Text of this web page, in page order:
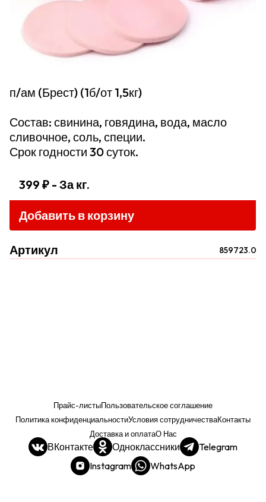
п/ам (Брест) (1б/от 1,5кг)
Состав: свинина, говядина, вода, масло
сливочное, соль, специи.
Срок годности 30 суток.
399 ₽ - За кг.
Добавить в корзину
Артикул 859723.0
Прайс-листыПользовательское соглашение
Политика конфиденциальностиУсловия сотрудничестваКонтакты
Доставка и оплатаО Нас
ВКонтакте Одноклассники
Telegram
Instagram
WhatsApp